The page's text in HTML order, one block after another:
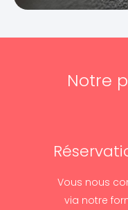
Notre
Vous nous
via notre